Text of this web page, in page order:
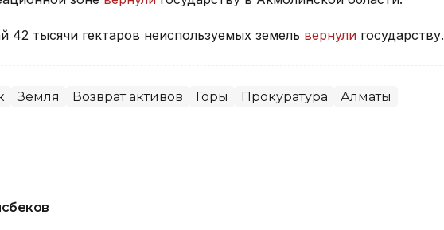
42 тысячи гектаров неиспользуемых земель вернули государству.
Земля Возврат активов Горы Прокуратура Алматы